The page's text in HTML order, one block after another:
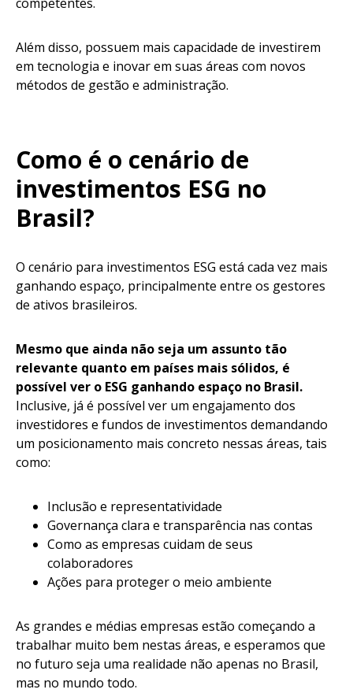
Além disso, possuem mais capacidade de investirem
em tecnologia e inovar em suas áreas com novos
métodos de gestão e administração.
Como é o cenário de
investimentos ESG no
Brasil?
O cenário para investimentos ESG está cada vez mais
ganhando espaço, principalmente entre os gestores
de ativos brasileiros.
Mesmo que ainda não seja um assunto tão
relevante quanto em países mais sólidos, é
possível ver o ESG ganhando espaço no Brasil.
Inclusive, já é possível ver um engajamento dos
investidores e fundos de investimentos demandando
um posicionamento mais concreto nessas áreas, tais
como:
Inclusão e representatividade
Governança clara e transparência nas contas
Como as empresas cuidam de seus
colaboradores
Ações para proteger o meio ambiente
As grandes e médias empresas estão começando a
trabalhar muito bem nestas áreas, e esperamos que
no futuro seja uma realidade não apenas no Brasil,
mas no mundo todo.